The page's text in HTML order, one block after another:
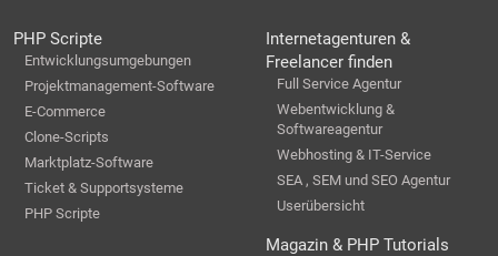
PHP Scripte
Entwicklungsumgebungen
Projektmanagement-Software
E-Commerce
Clone-Scripts
Marktplatz-Software
Ticket & Supportsysteme
PHP Scripte
Internetagenturen &
Freelancer finden
Full Service Agentur
Webentwicklung &
Softwareagentur
Webhosting & IT-Service
SEA , SEM und SEO Agentur
Userübersicht
Magazin & PHP Tutorials